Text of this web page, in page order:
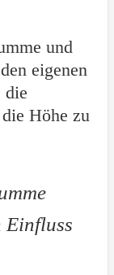
und
eigenen
die
Höhe zu
Einfluss